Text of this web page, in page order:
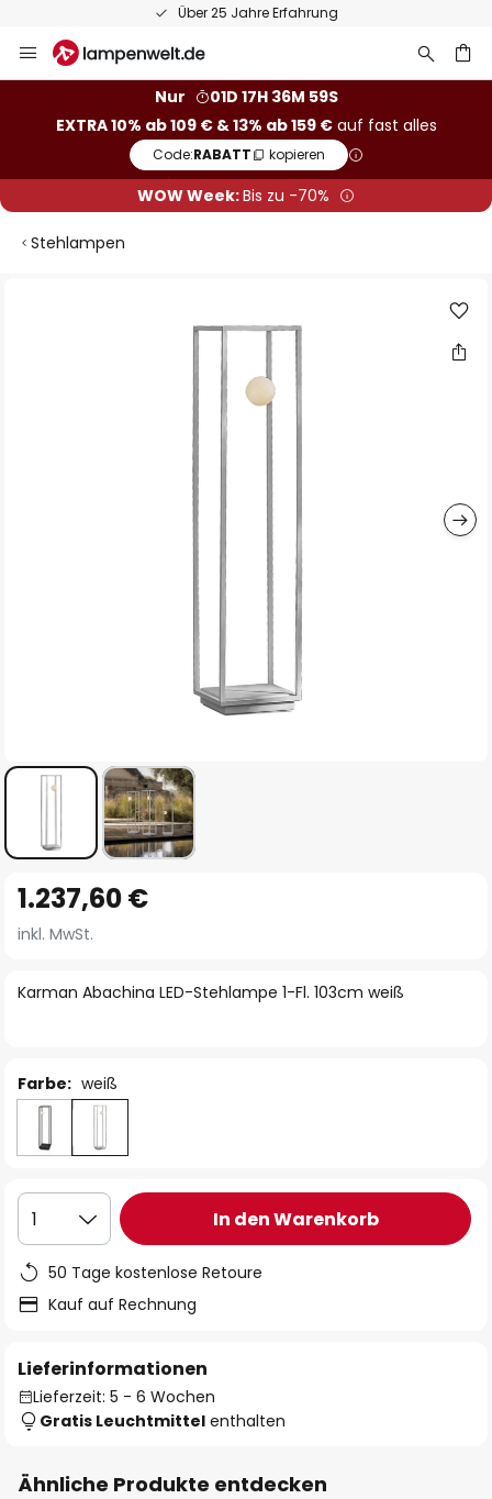
Über 25 Jahre Erfahrung
Inhalt
Nur
01D 17H 36M 59S
EXTRA 10% ab 109 € & 13% ab 159 €auf fast alles
Code:RABATT kopieren
WOW Week:Bis zu -70%
Stehlampen
Anfang
der
springen
Karman Abachina LED-Stehlampe 1-Fl. 103cm weiß
1.237,60 €
inkl. MwSt.
Farbe: weiß
1 In den Warenkorb
50 Tage kostenlose Retoure
Kauf auf Rechnung
Lieferinformationen
Lieferzeit: 5 - 6 Wochen
Gratis Leuchtmittel enthalten
Ähnliche Produkte entdecken